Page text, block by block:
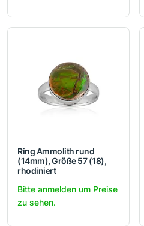
Ring Ammolith rund
(14mm), Größe 57 (18),
rhodiniert
Bitte anmelden um Preise
zu sehen.